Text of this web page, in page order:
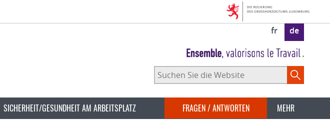
fr de
Suchen
Sie
Website
SICHERHEIT/GESUNDHEIT AM ARBEITSPLATZ FRAGEN / ANTWORTEN MEHR